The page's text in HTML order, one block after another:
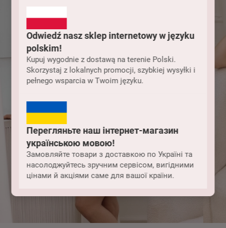
Odwiedź nasz sklep internetowy w języku
polskim!
Kupuj wygodnie z dostawą na terenie Polski.
Skorzystaj z lokalnych promocji, szybkiej wysyłki i
pełnego wsparcia w Twoim języku.
Перегляньте наш інтернет-магазин
українською мовою!
Замовляйте товари з доставкою по Україні та
насолоджуйтесь зручним сервісом, вигідними
цінами й акціями саме для вашої країни.